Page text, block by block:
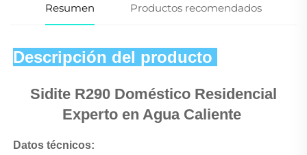
Resumen Productos recomendados
Descripción del producto
Sidite
Experto en Agua Caliente
Datos técnicos: